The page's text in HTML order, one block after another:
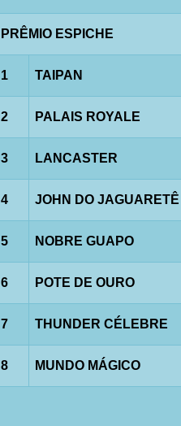
PRÊMIO ESPICHE
1 TAIPAN
2 PALAIS ROYALE
3 LANCASTER
4 JOHN DO JAGUARETÊ
5 NOBRE GUAPO
6 POTE DE OURO
7 THUNDER CÉLEBRE
8 MUNDO MÁGICO